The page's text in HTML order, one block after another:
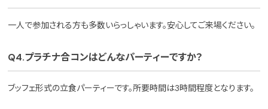
一人で参加される方も多数いらっしゃいます。安心してご来場ください。
Q4.プラチナ合コンはどんなパーティーですか？
ブッフェ形式の立食パーティーです。所要時間は3時間程度となります。